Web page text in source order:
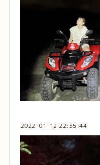
2022-01-12 22:55:44